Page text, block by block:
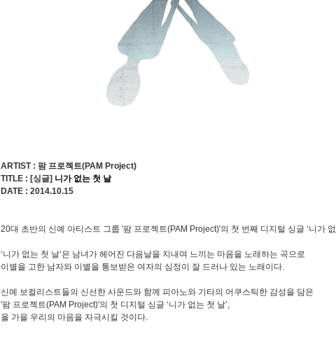
ARTIST : 팜 프로젝트(PAM Project)
TITLE : [싱글] 니가 없는 첫 날
DATE : 2014.10.15
20대 초반의 신예 아티스트 그룹 '팜 프로젝트(PAM Project)'의 첫 번째 디지털 싱글 ‘니가
‘니가 없는 첫 날’은 남녀가 헤어진 다음날을 지내며 느끼는 마음을 노래하는 곡으로
이별을 고한 남자와 이별을 통보받은 여자의 심정이 잘 드러나 있는 노래이다.
신예 보컬리스트들의 신선한 사운드와 함께 피아노와 기타의 어쿠스틱한 감성을 담은
'팜 프로젝트(PAM Project)'의 첫 디지털 싱글 ‘니가 없는 첫 날’,
올 가을 우리의 마음을 자극시킬 것이다.